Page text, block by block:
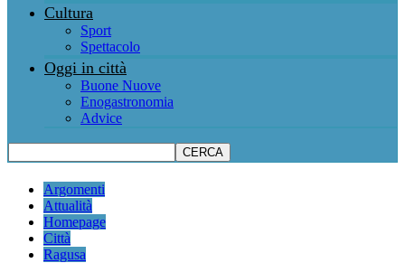
Cultura
Sport
Spettacolo
Oggi in città
Buone Nuove
Enogastronomia
Advice
Argomenti
Attualità
Homepage
Città
Ragusa